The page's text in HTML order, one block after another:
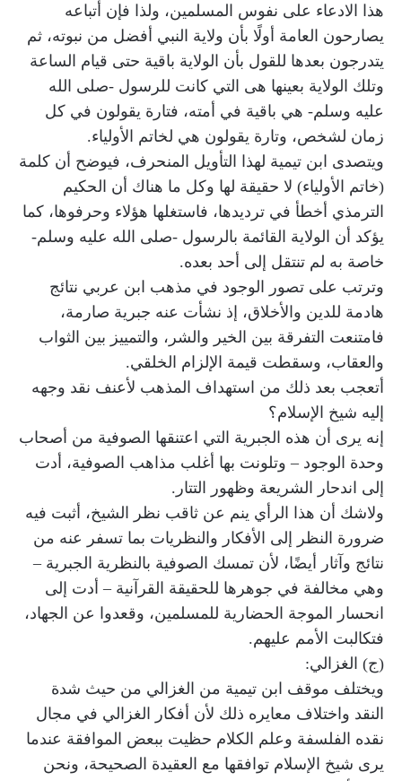
هذا الادعاء على نفوس المسلمين، ولذا فإن أتباعه
يصارحون العامة أولًا بأن ولاية النبي أفضل من نبوته، ثم
يتدرجون بعدها للقول بأن الولاية باقية حتى قيام الساعة
وتلك الولاية بعينها هى التي كانت للرسول -صلى الله
عليه وسلم- هي باقية في أمته، فتارة يقولون في كل
زمان لشخص، وتارة يقولون هي لخاتم الأولياء.
ويتصدى ابن تيمية لهذا التأويل المنحرف، فيوضح أن كلمة
(خاتم الأولياء) لا حقيقة لها وكل ما هناك أن الحكيم
الترمذي أخطأ في ترديدها، فاستغلها هؤلاء وحرفوها، كما
يؤكد أن الولاية القائمة بالرسول -صلى الله عليه وسلم-
خاصة به لم تنتقل إلى أحد بعده.
وترتب على تصور الوجود في مذهب ابن عربي نتائج
هادمة للدين والأخلاق، إذ نشأت عنه جبرية صارمة،
فامتنعت التفرقة بين الخير والشر، والتمييز بين الثواب
والعقاب، وسقطت قيمة الإلزام الخلقي.
أتعجب بعد ذلك من استهداف المذهب لأعنف نقد وجهه
إليه شيخ الإسلام؟
إنه يرى أن هذه الجبرية التي اعتنقها الصوفية من أصحاب
وحدة الوجود – وتلونت بها أغلب مذاهب الصوفية، أدت
إلى اندحار الشريعة وظهور التتار.
ولاشك أن هذا الرأي ينم عن ثاقب نظر الشيخ، أثبت فيه
ضرورة النظر إلى الأفكار والنظريات بما تسفر عنه من
نتائج وآثار أيضًا، لأن تمسك الصوفية بالنظرية الجبرية –
وهي مخالفة في جوهرها للحقيقة القرآنية – أدت إلى
انحسار الموجة الحضارية للمسلمين، وقعدوا عن الجهاد،
فتكالبت الأمم عليهم.
(ج) الغزالي:
ويختلف موقف ابن تيمية من الغزالي من حيث شدة
النقد واختلاف معايره ذلك لأن أفكار الغزالي في مجال
نقده الفلسفة وعلم الكلام حظيت ببعض الموافقة عندما
يرى شيخ الإسلام توافقها مع العقيدة الصحيحة، ونحن